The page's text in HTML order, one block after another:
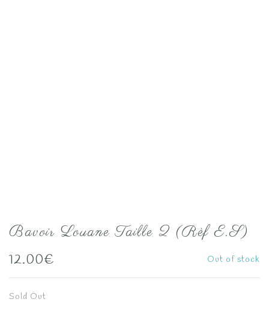
Bavoir Louane Taille 2 (Rèf E.S)
12.00€ Out of stock
Sold Out